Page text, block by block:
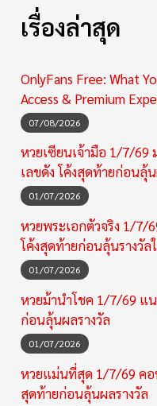
เรื่องล่าสุด
OnlyFans Free: What
Access & Premium
07/08/2026
หวยเซียนเจ้ามือ 1/7/
เลขดัง โค้งสุดท้ายก่อนลุ้
01/07/2026
หวยพระเอกตัวจริง 1/7/
โค้งสุดท้ายก่อนลุ้นรางวั
01/07/2026
หวยม้านำโชค 1/7/69 แ
ก่อนลุ้นผลรางวัล
01/07/2026
หวยแม่นที่สุด 1/7/69 คอ
สุดท้ายก่อนลุ้นผลรางวัล